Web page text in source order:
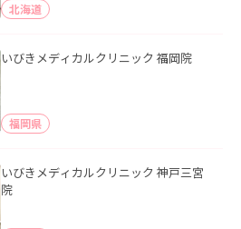
北海道
いびきメディカルクリニック 福岡院
福岡県
いびきメディカルクリニック 神戸三宮
院